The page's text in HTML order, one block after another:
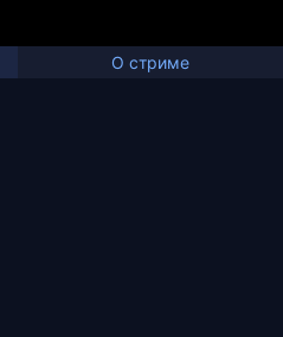
О стриме